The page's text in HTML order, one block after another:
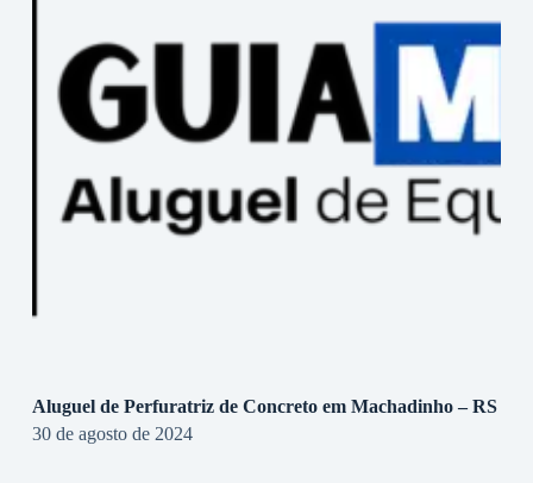
Aluguel de Perfuratriz de Concreto em Machadinho – RS
30 de agosto de 2024